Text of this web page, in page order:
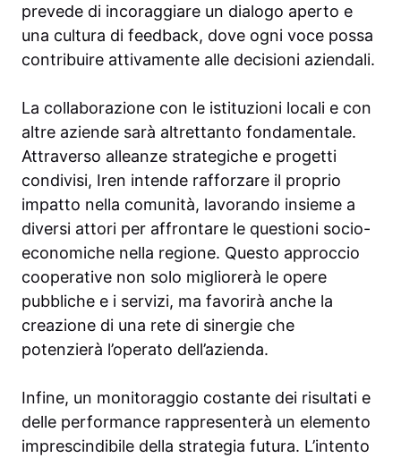
prevede di incoraggiare un dialogo aperto e
una cultura di feedback, dove ogni voce possa
contribuire attivamente alle decisioni aziendali.
La collaborazione con le istituzioni locali e con
altre aziende sarà altrettanto fondamentale.
Attraverso alleanze strategiche e progetti
condivisi, Iren intende rafforzare il proprio
impatto nella comunità, lavorando insieme a
diversi attori per affrontare le questioni socio-
economiche nella regione. Questo approccio
cooperative non solo migliorerà le opere
pubbliche e i servizi, ma favorirà anche la
creazione di una rete di sinergie che
potenzierà l’operato dell’azienda.
Infine, un monitoraggio costante dei risultati e
delle performance rappresenterà un elemento
imprescindibile della strategia futura. L’intento